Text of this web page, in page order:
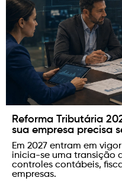
Inventário
de ativos da sua
técnica
Mais do que identificar
patrimonialpermite
como estão sendo